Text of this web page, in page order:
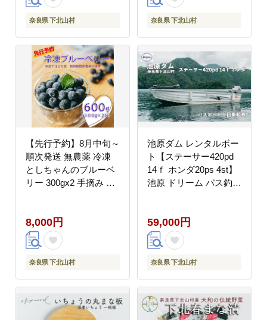
家事 料理
奈良県 下北山村 奈良県 下北山村
【先行予約】8月中旬～
順次発送 無農薬 冷凍
としちゃんのブルーベ
リー 300gx2 手摘み 下
8,000円
奈良県 下北山村
池原ダム レンタルボー
ト【ステーサー420pd
14ｆ ホンダ20ps 4st】
池原 ドリーム バス釣り
59,000円
奈良県 下北山村